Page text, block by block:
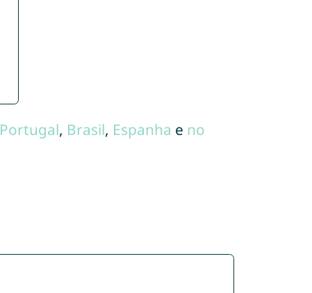
Portugal, Brasil, Espanha e no